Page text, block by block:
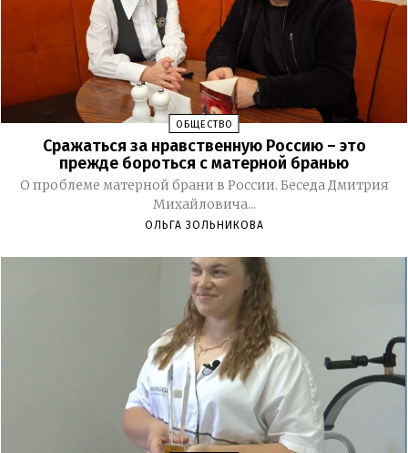
ОБЩЕСТВО
Сражаться за нравственную Россию – это
прежде бороться с матерной бранью
О проблеме матерной брани в России. Беседа Дмитрия
Михайловича...
ОЛЬГА ЗОЛЬНИКОВА